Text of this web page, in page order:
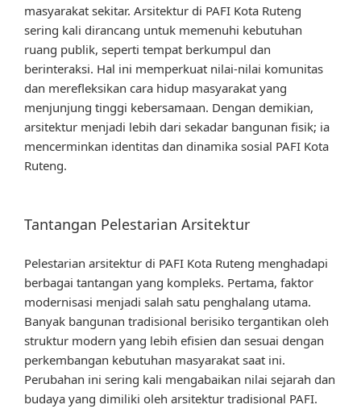
masyarakat sekitar. Arsitektur di PAFI Kota Ruteng
sering kali dirancang untuk memenuhi kebutuhan
ruang publik, seperti tempat berkumpul dan
berinteraksi. Hal ini memperkuat nilai-nilai komunitas
dan merefleksikan cara hidup masyarakat yang
menjunjung tinggi kebersamaan. Dengan demikian,
arsitektur menjadi lebih dari sekadar bangunan fisik; ia
mencerminkan identitas dan dinamika sosial PAFI Kota
Ruteng.
Tantangan Pelestarian Arsitektur
Pelestarian arsitektur di PAFI Kota Ruteng menghadapi
berbagai tantangan yang kompleks. Pertama, faktor
modernisasi menjadi salah satu penghalang utama.
Banyak bangunan tradisional berisiko tergantikan oleh
struktur modern yang lebih efisien dan sesuai dengan
perkembangan kebutuhan masyarakat saat ini.
Perubahan ini sering kali mengabaikan nilai sejarah dan
budaya yang dimiliki oleh arsitektur tradisional PAFI.